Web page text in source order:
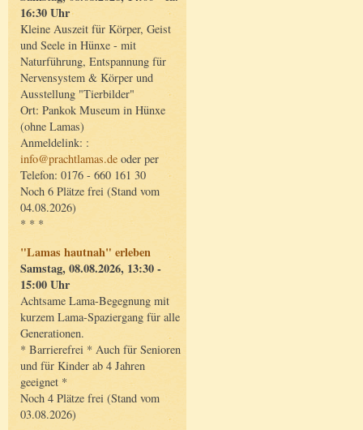
16:30 Uhr
Kleine Auszeit für Körper, Geist
und Seele in Hünxe - mit
Naturführung, Entspannung für
Nervensystem & Körper und
Ausstellung "Tierbilder"
Ort: Pankok Museum in Hünxe
(ohne Lamas)
Anmeldelink: :
info@prachtlamas.de oder per
Telefon: 0176 - 660 161 30
Noch 6 Plätze frei (Stand vom
04.08.2026)
* * *
"Lamas hautnah" erleben
Samstag, 08.08.2026, 13:30 -
15:00 Uhr
Achtsame Lama-Begegnung mit
kurzem Lama-Spaziergang für alle
Generationen.
* Barrierefrei * Auch für Senioren
und für Kinder ab 4 Jahren
geeignet *
Noch 4 Plätze frei (Stand vom
03.08.2026)